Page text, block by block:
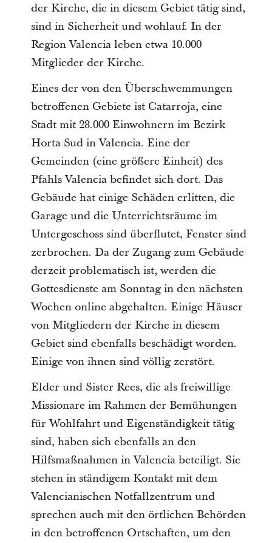
der Kirche, die in diesem Gebiet tätig sind,
sind in Sicherheit und wohlauf. In der
Region Valencia leben etwa 10.000
Mitglieder der Kirche.
Eines der von den Überschwemmungen
betroffenen Gebiete ist Catarroja, eine
Stadt mit 28.000 Einwohnern im Bezirk
Horta Sud in Valencia. Eine der
Gemeinden (eine größere Einheit) des
Pfahls Valencia befindet sich dort. Das
Gebäude hat einige Schäden erlitten, die
Garage und die Unterrichtsräume im
Untergeschoss sind überflutet, Fenster sind
zerbrochen. Da der Zugang zum Gebäude
derzeit problematisch ist, werden die
Gottesdienste am Sonntag in den nächsten
Wochen online abgehalten. Einige Häuser
von Mitgliedern der Kirche in diesem
Gebiet sind ebenfalls beschädigt worden.
Einige von ihnen sind völlig zerstört.
Elder und Sister Rees, die als freiwillige
Missionare im Rahmen der Bemühungen
für Wohlfahrt und Eigenständigkeit tätig
sind, haben sich ebenfalls an den
Hilfsmaßnahmen in Valencia beteiligt. Sie
stehen in ständigem Kontakt mit dem
Valencianischen Notfallzentrum und
sprechen auch mit den örtlichen Behörden
in den betroffenen Ortschaften, um den